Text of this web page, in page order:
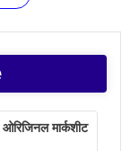
ओरिजिनल मार्कशीट